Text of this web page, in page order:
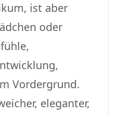
ist aber
oder
Vordergrund.
eleganter,